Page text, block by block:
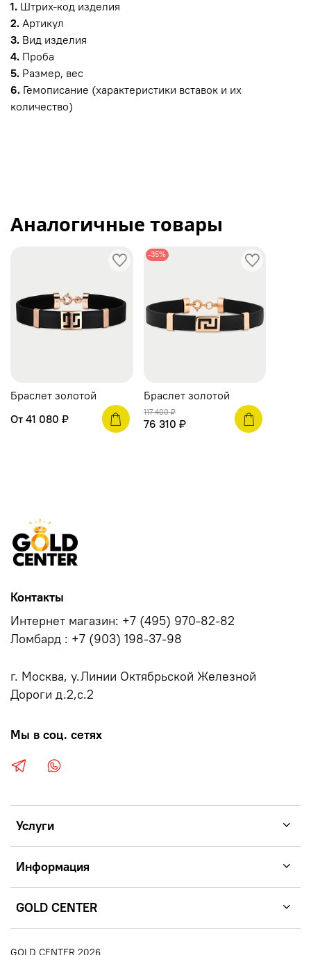
1. Штрих-код изделия
2. Артикул
3. Вид изделия
4. Проба
5. Размер, вес
6. Гемописание (характеристики вставок и их
количество)
Аналогичные товары
Браслет золотой
От 41 080 ₽
-35%
Браслет золотой
117 400 ₽
76 310 ₽
Услуги
Информация
GOLD CENTER
Контакты
Интернет магазин: +7 (495) 970-82-82
Ломбард : +7 (903) 198-37-98
г. Москва, у.Линии Октябрьской Железной
Дороги д.2,с.2
Мы в соц. сетях
GOLD CENTER 2026